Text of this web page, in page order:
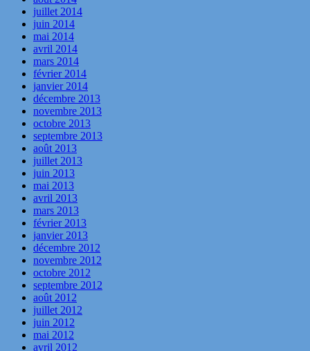
juillet 2014
juin 2014
mai 2014
avril 2014
mars 2014
février 2014
janvier 2014
décembre 2013
novembre 2013
octobre 2013
septembre 2013
août 2013
juillet 2013
juin 2013
mai 2013
avril 2013
mars 2013
février 2013
janvier 2013
décembre 2012
novembre 2012
octobre 2012
septembre 2012
août 2012
juillet 2012
juin 2012
mai 2012
avril 2012